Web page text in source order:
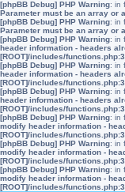
[phpBB Debug] PHP Warning: in
Parameter must be an array or
[phpBB Debug] PHP Warning: in
Parameter must be an array or
[phpBB Debug] PHP Warning: in
header information - headers
[ROOT]/includes/
[phpBB Debug] PHP Warning: in
header information - headers
[ROOT]/includes/
[phpBB Debug] PHP Warning: in
header information - headers
[ROOT]/includes/
[phpBB Debug] PHP Warning: in
modify header information -
[ROOT]/includes/
[phpBB Debug] PHP Warning: in
modify header information -
[ROOT]/includes/
[phpBB Debug] PHP Warning: in
modify header information -
[ROOT]/includes/